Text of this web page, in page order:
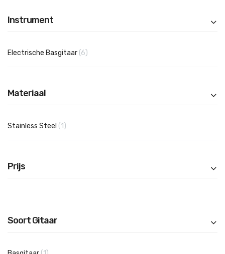
Instrument
Electrische Basgitaar 6producten
Materiaal
Stainless Steel 1product
Prijs
Soort Gitaar